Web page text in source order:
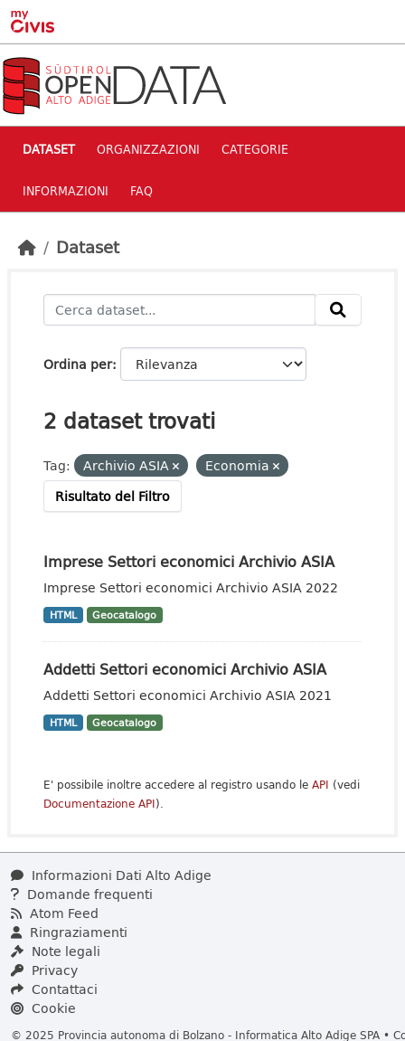
Skip to main content
DATASET ORGANIZZAZIONI CATEGORIE
INFORMAZIONI FAQ
Dataset
Ordina per
2 dataset trovati
Tag: Archivio ASIA
Economia
Risultato del Filtro
Imprese Settori economici Archivio ASIA
Imprese Settori economici Archivio ASIA 2022
HTML Geocatalogo
Addetti Settori economici Archivio ASIA
Addetti Settori economici Archivio ASIA 2021
HTML Geocatalogo
E' possibile inoltre accedere al registro usando le API (vedi
Documentazione API).
Informazioni Dati Alto Adige
Domande frequenti
Atom Feed
Ringraziamenti
Note legali
Privacy
Contattaci
Cookie
© 2025 Provincia autonoma di Bolzano - Informatica Alto Adige SPA •